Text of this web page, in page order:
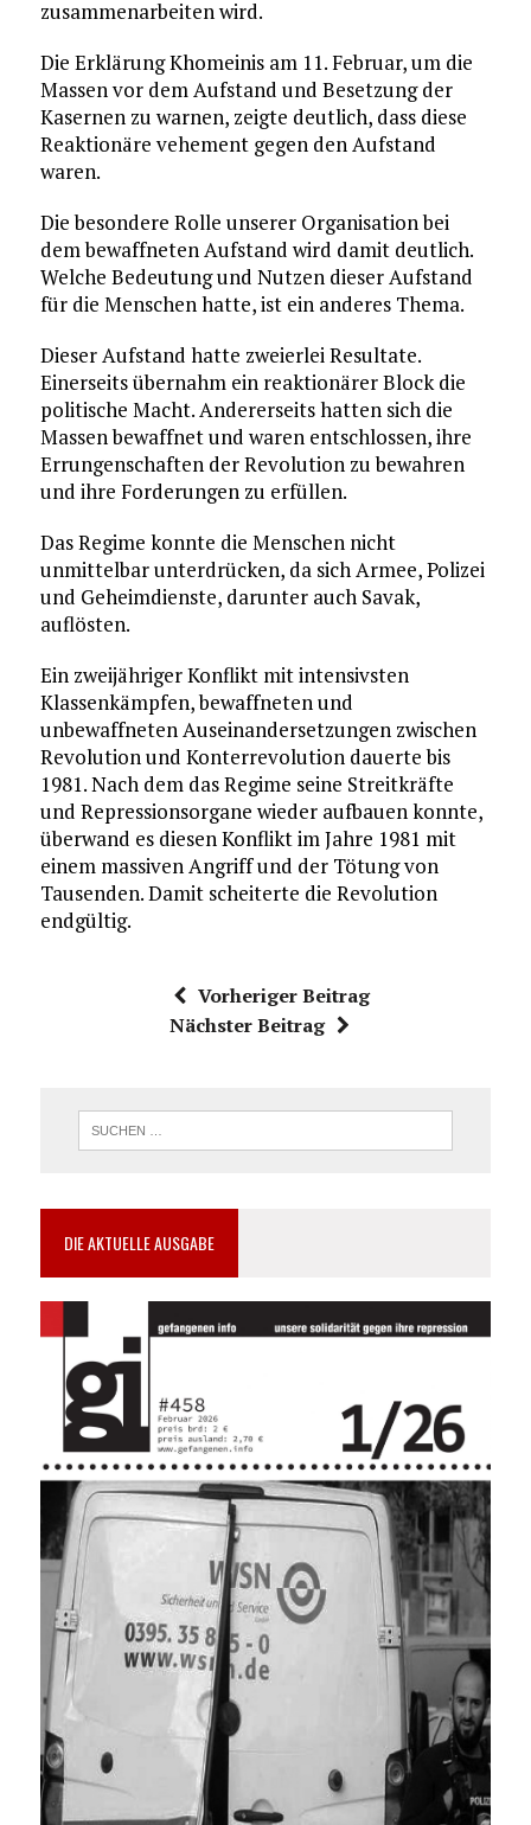
zusammenarbeiten wird.
Die Erklärung Khomeinis am 11. Februar, um die
Massen vor dem Aufstand und Besetzung der
Kasernen zu warnen, zeigte deutlich, dass diese
Reaktionäre vehement gegen den Aufstand
waren.
Die besondere Rolle unserer Organisation bei
dem bewaffneten Aufstand wird damit deutlich.
Welche Bedeutung und Nutzen dieser Aufstand
für die Menschen hatte, ist ein anderes Thema.
Dieser Aufstand hatte zweierlei Resultate.
Einerseits übernahm ein reaktionärer Block die
politische Macht. Andererseits hatten sich die
Massen bewaffnet und waren entschlossen, ihre
Errungenschaften der Revolution zu bewahren
und ihre Forderungen zu erfüllen.
Das Regime konnte die Menschen nicht
unmittelbar unterdrücken, da sich Armee, Polizei
und Geheimdienste, darunter auch Savak,
auflösten.
Ein zweijähriger Konflikt mit intensivsten
Klassenkämpfen, bewaffneten und
unbewaffneten Auseinandersetzungen zwischen
Revolution und Konterrevolution dauerte bis
1981. Nach dem das Regime seine Streitkräfte
und Repressionsorgane wieder aufbauen konnte,
überwand es diesen Konflikt im Jahre 1981 mit
einem massiven Angriff und der Tötung von
Tausenden. Damit scheiterte die Revolution
endgültig.
Vorheriger Beitrag
Nächster Beitrag
DIE AKTUELLE AUSGABE